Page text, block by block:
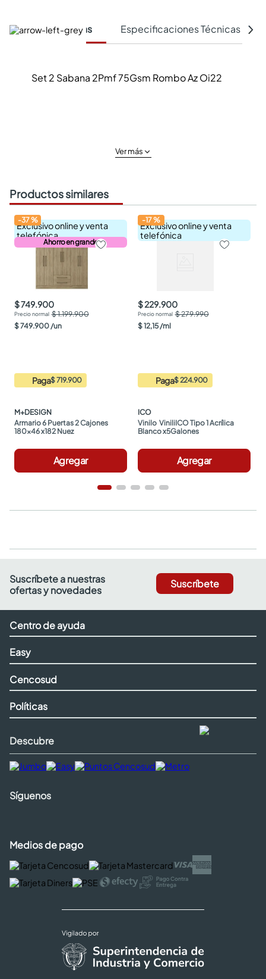
Características Especificaciones Técnicas
Set 2 Sabana 2Pmf 75Gsm Rombo Az Oi22
Ver más
Productos similares
Exclusivo online y venta
telefónica
Ahorro en grande
-37%
$ 749.900
$ 1.199.900
$749.900 /un
Paga$ 719.900
M+DESIGN
Armario 6 Puertas 2 Cajones
180x46 x182 Nuez
Agregar
Exclusivo online y venta
telefónica
-17%
$ 229.900
$ 279.990
$12,15 /ml
Paga$ 224.900
ICO
Vinilo  ViniliICO Tipo 1 Acrílica
Blanco x5Galones
Agregar
Suscríbete a nuestras
ofertas y novedades
Suscríbete
Centro de ayuda
Easy
Cencosud
Políticas
Descubre
Síguenos
Medios de pago